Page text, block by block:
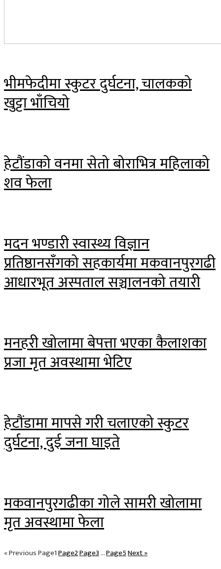
भीमफेदीमा स्कुटर दुर्घटना, चालकको
खुट्टा भाँचियो
हेटौंडाको वनमा सेतो बोराभित्र महिलाको
शव फेला
मदन भण्डारी स्वास्थ्य विज्ञान
प्रतिष्ठानसँगको सहकार्यमा मकवानपुरगढी
आधारभूत अस्पताल सञ्चालनको तयारी
मनहरी खोलामा बेपत्ता भएका कैलाशका
प्रजा मृत अवस्थामा भेटिए
हेटौंडामा मापसे गरी चलाएको स्कुटर
दुर्घटना, दुई जना घाइते
मकवानपुरगढीका गोले सामरी खोलामा
मृत अवस्थामा फेला
« PreviousPage1Page2Page3…Page5Next »